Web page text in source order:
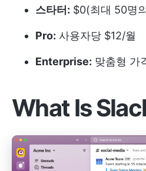
스타터: $0(최대 50명
Pro: 사용자당 $12/월
Enterprise: 맞춤형 가
What Is